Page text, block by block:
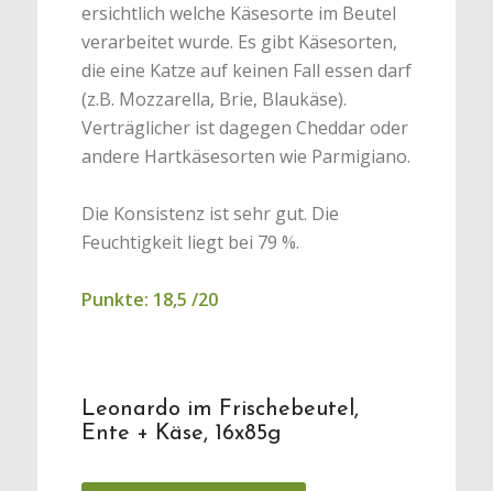
ersichtlich welche Käsesorte im Beutel
verarbeitet wurde. Es gibt Käsesorten,
die eine Katze auf keinen Fall essen darf
(z.B. Mozzarella, Brie, Blaukäse).
Verträglicher ist dagegen Cheddar oder
andere Hartkäsesorten wie Parmigiano.
Die Konsistenz ist sehr gut. Die
Feuchtigkeit liegt bei 79 %.
Punkte: 18,5 /20
Leonardo im Frischebeutel,
Ente + Käse, 16x85g